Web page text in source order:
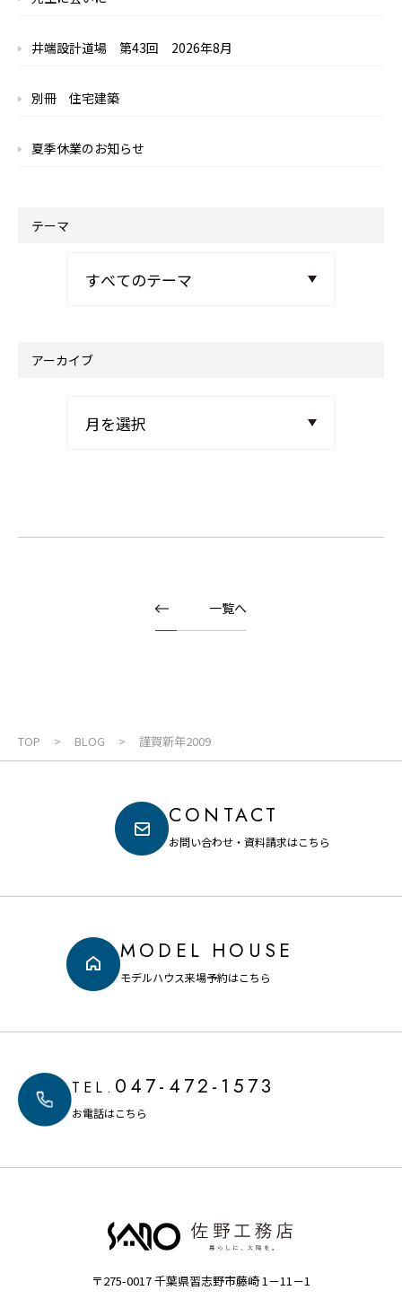
井端設計道場 第43回 2026年8月
別冊 住宅建築
夏季休業のお知らせ
テーマ
アーカイブ
一覧へ
TOP BLOG 謹賀新年2009
CONTACT
お問い合わせ・資料請求はこちら
MODEL HOUSE
モデルハウス来場予約はこちら
TEL. 047-472-1573
お電話はこちら
〒275-0017 千葉県習志野市藤崎 1－11－1